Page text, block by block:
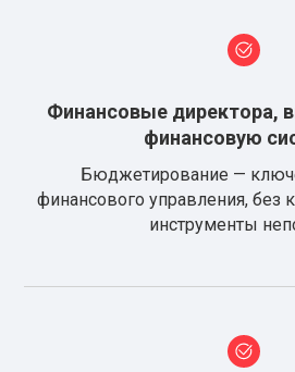
Финансовые директора,
финансовую
Бюджетирование —
финансового управления, без
инструменты